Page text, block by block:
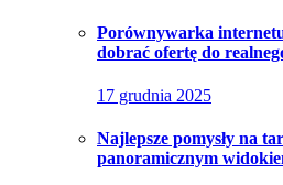
Porównywarka
dobrać ofertę do
17 grudnia 2025
Najlepsze pomysły na
panoramicznym